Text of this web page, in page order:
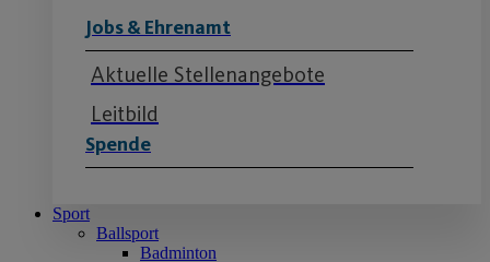
Jobs & Ehrenamt
Aktuelle Stellenangebote
Leitbild
Spende
Sport
Ballsport
Badminton